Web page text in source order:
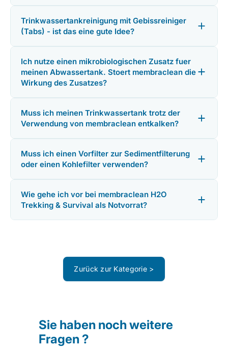
Trinkwassertankreinigung mit Gebissreiniger
(Tabs) - ist das eine gute Idee?
Ich nutze einen mikrobiologischen Zusatz fuer
meinen Abwassertank. Stoert membraclean die
Wirkung des Zusatzes?
Muss ich meinen Trinkwassertank trotz der
Verwendung von membraclean entkalken?
Muss ich einen Vorfilter zur Sedimentfilterung
oder einen Kohlefilter verwenden?
Wie gehe ich vor bei membraclean H2O
Trekking & Survival als Notvorrat?
Zurück zur Kategorie >
Sie haben noch weitere
Fragen ?